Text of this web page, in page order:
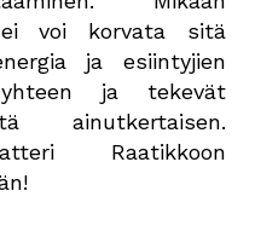
ei voi korvata sitä
ja esiintyjien
ja tekevät
ainutkertaisen.
Raatikkoon